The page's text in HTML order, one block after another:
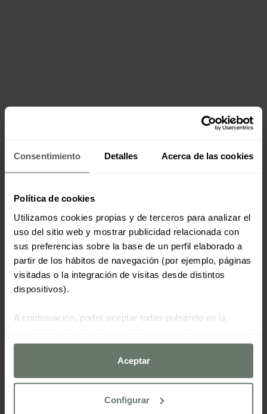
Consentimiento Detalles Acerca de las cookies
Política de cookies
Utilizamos cookies propias y de terceros para analizar el
uso del sitio web y mostrar publicidad relacionada con
sus preferencias sobre la base de un perfil elaborado a
partir de los hábitos de navegación (por ejemplo, páginas
visitadas o la integración de visitas desde distintos
dispositivos).
A continuación, podrá aceptar todas pulsando en la
estrictamente necesarias haciendo clic en "Rechazar" o
configurarlas según sus preferencias mediante el botón
“Configurar cookies”.
Para más información consulte nuestra
Aceptar
Configurar